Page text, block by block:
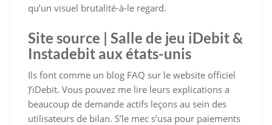
qu’un visuel brutalité-à-le regard.
Site source | Salle de jeu iDebit &
Instadebit aux états-unis
Ils font comme un blog FAQ sur le website officiel
)’iDebit. Vous pouvez me lire leurs explications a
beaucoup de demande actifs leçons au sein des
utilisateurs de bilan. S’le mec s’usa pour paiements